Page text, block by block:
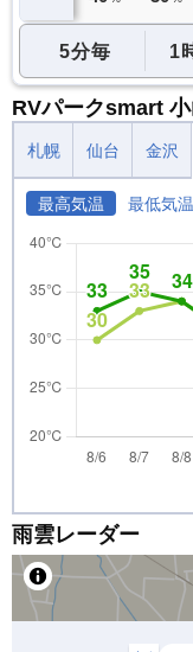
5分毎 1
RVパークsmart
札幌 仙台 金沢
最高気温 最低気温
雨雲レーダー